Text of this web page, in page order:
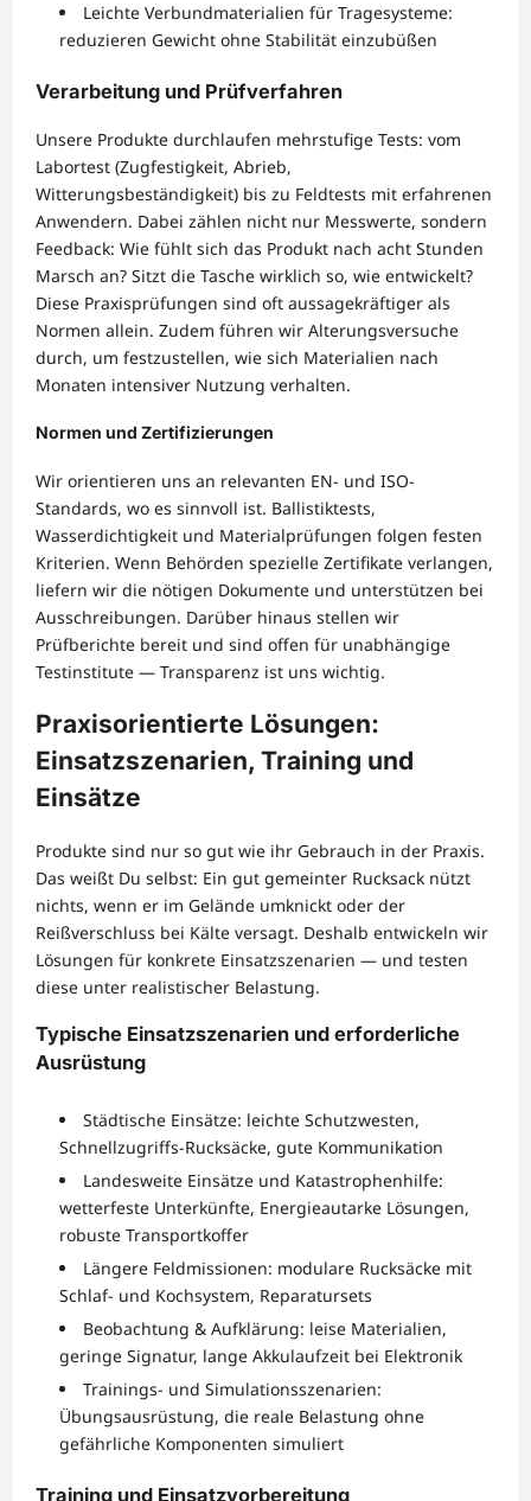
Leichte Verbundmaterialien für Tragesysteme:
reduzieren Gewicht ohne Stabilität einzubüßen
Verarbeitung und Prüfverfahren
Unsere Produkte durchlaufen mehrstufige Tests: vom
Labortest (Zugfestigkeit, Abrieb,
Witterungsbeständigkeit) bis zu Feldtests mit erfahrenen
Anwendern. Dabei zählen nicht nur Messwerte, sondern
Feedback: Wie fühlt sich das Produkt nach acht Stunden
Marsch an? Sitzt die Tasche wirklich so, wie entwickelt?
Diese Praxisprüfungen sind oft aussagekräftiger als
Normen allein. Zudem führen wir Alterungsversuche
durch, um festzustellen, wie sich Materialien nach
Monaten intensiver Nutzung verhalten.
Normen und Zertifizierungen
Wir orientieren uns an relevanten EN- und ISO-
Standards, wo es sinnvoll ist. Ballistiktests,
Wasserdichtigkeit und Materialprüfungen folgen festen
Kriterien. Wenn Behörden spezielle Zertifikate verlangen,
liefern wir die nötigen Dokumente und unterstützen bei
Ausschreibungen. Darüber hinaus stellen wir
Prüfberichte bereit und sind offen für unabhängige
Testinstitute — Transparenz ist uns wichtig.
Praxisorientierte Lösungen:
Einsatzszenarien, Training und
Einsätze
Produkte sind nur so gut wie ihr Gebrauch in der Praxis.
Das weißt Du selbst: Ein gut gemeinter Rucksack nützt
nichts, wenn er im Gelände umknickt oder der
Reißverschluss bei Kälte versagt. Deshalb entwickeln wir
Lösungen für konkrete Einsatzszenarien — und testen
diese unter realistischer Belastung.
Typische Einsatzszenarien und erforderliche
Ausrüstung
Städtische Einsätze: leichte Schutzwesten,
Schnellzugriffs-Rucksäcke, gute Kommunikation
Landesweite Einsätze und Katastrophenhilfe:
wetterfeste Unterkünfte, Energieautarke Lösungen,
robuste Transportkoffer
Längere Feldmissionen: modulare Rucksäcke mit
Schlaf- und Kochsystem, Reparatursets
Beobachtung & Aufklärung: leise Materialien,
geringe Signatur, lange Akkulaufzeit bei Elektronik
Trainings- und Simulationsszenarien:
Übungsausrüstung, die reale Belastung ohne
gefährliche Komponenten simuliert
Training und Einsatzvorbereitung